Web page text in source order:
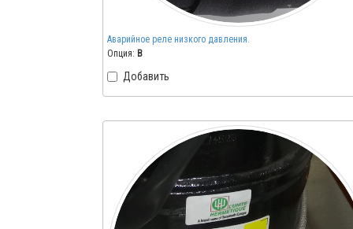
Аварийное реле низкого давления.
Опция: B
Добавить